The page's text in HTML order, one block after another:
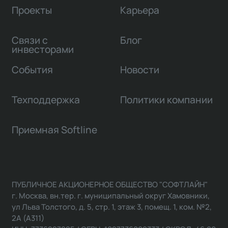
Проекты
Связи с
инвесторами
Карьера
Блог
События Новости
Техподдержка Политики компании
Приемная Softline
ПУБЛИЧНОЕ АКЦИОНЕРНОЕ ОБЩЕСТВО "СОФТЛАЙН"
г. Москва, вн.тер. г. муниципальный округ Хамовники,
ул Льва Толстого, д. 5, стр. 1, этаж 3, помещ. 1, ком. №2,
2А (А311)